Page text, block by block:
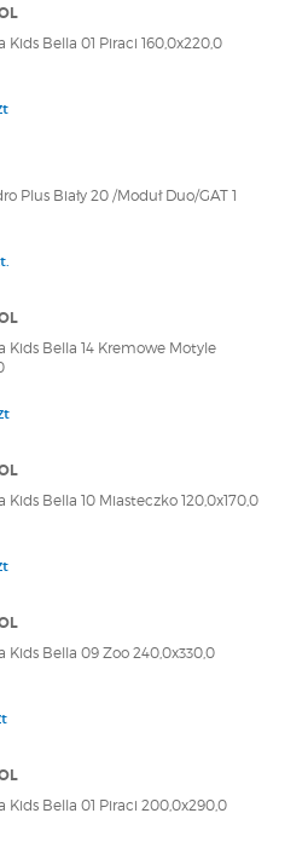
Kids Bella 01 Piraci 160,0x220,0
Plus Biały 20 /Moduł Duo/GAT 1
Kids Bella 14 Kremowe Motyle
Kids Bella 10 Miasteczko 120,0x170,0
Kids Bella 09 Zoo 240,0x330,0
Kids Bella 01 Piraci 200,0x290,0